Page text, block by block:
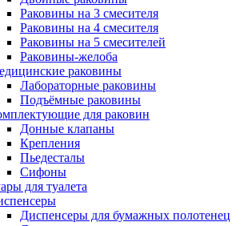
Раковины на 3 смесителя
Раковины на 4 смесителя
Раковины на 5 смесителей
Раковины-желоба
раковины
Лабораторные раковины
Подъёмные раковины
для раковин
Донные клапаны
Крепления
Пьедесталы
Сифоны
для туалета
Диспенсеры для бумажных полотенец